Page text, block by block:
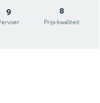
9 8
Prijs-kwaliteit